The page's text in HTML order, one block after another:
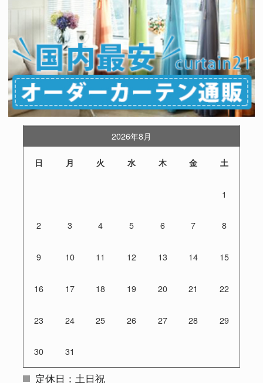
2026年8月
日 月 火 水 木 金 土
1
2 3 4 5 6 7 8
9 10 11 12 13 14 15
16 17 18 19 20 21 22
23 24 25 26 27 28 29
30 31
定休日：土日祝